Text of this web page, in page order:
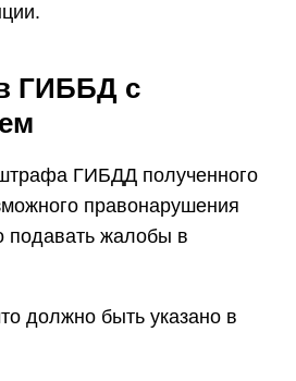
ГИББД с
ГИБДД полученного
правонарушения
подавать жалобы в
должно быть указано в